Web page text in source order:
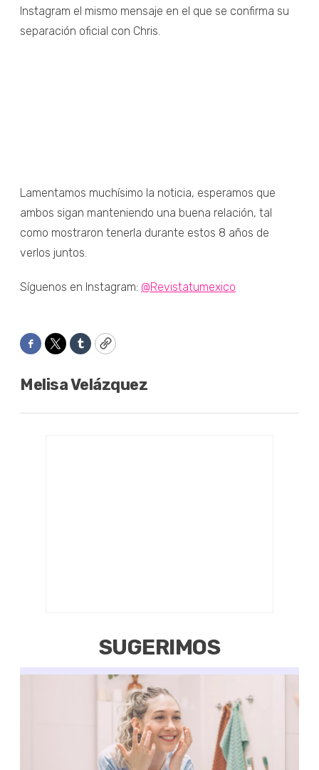
Instagram el mismo mensaje en el que se confirma su
separación oficial con Chris.
Lamentamos muchísimo la noticia, esperamos que
ambos sigan manteniendo una buena relación, tal
como mostraron tenerla durante estos 8 años de
verlos juntos.
Síguenos en Instagram: @Revistatumexico
Facebook
TwitterTumblrCopy
Melisa Velázquez
SUGERIMOS